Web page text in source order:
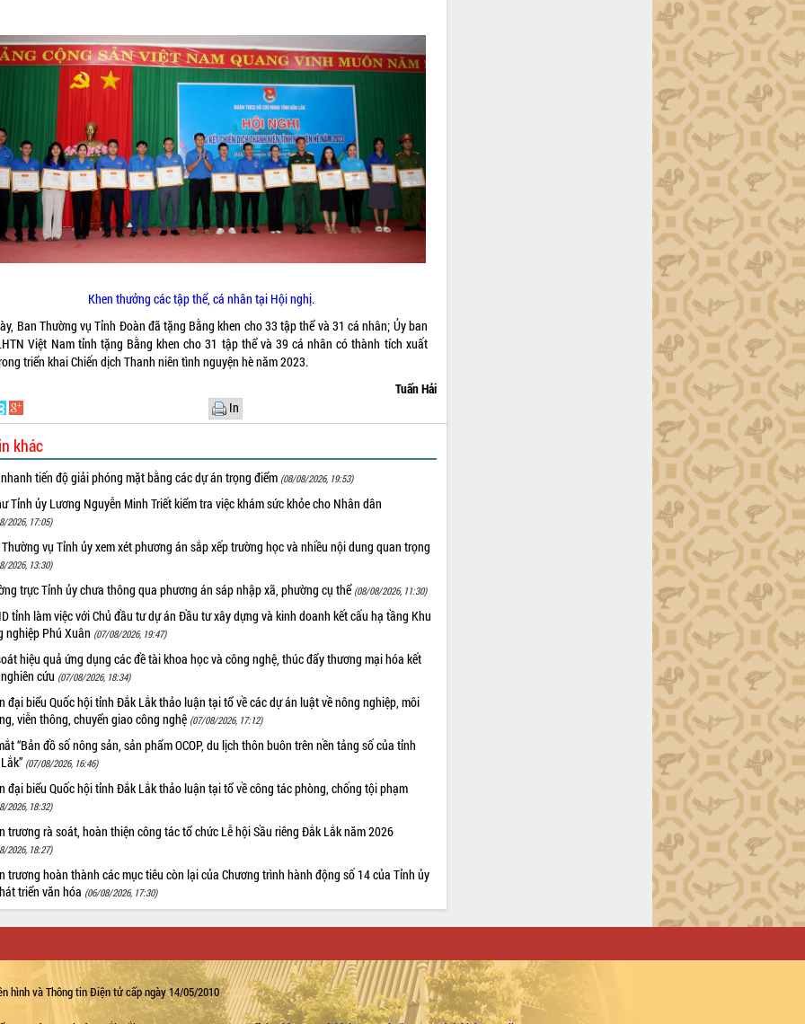
Khen thưởng các tập thể, cá nhân tại Hội nghị.
Ban Thường vụ Tỉnh Đoàn đã tặng Bằng khen cho 33 tập thể và 31 cá nhân; Ủy ban
Việt Nam tỉnh tặng Bằng khen cho 31 tập thể và 39 cá nhân có thành tích xuất
triển khai Chiến dịch Thanh niên tình nguyện hè năm 2023.
Tuấn Hải
In
khác
tiến độ giải phóng mặt bằng các dự án trọng điểm (08/08/2026, 19:53)
Tỉnh ủy Lương Nguyễn Minh Triết kiểm tra việc khám sức khỏe cho Nhân dân
2026, 17:05)
vụ Tỉnh ủy xem xét phương án sắp xếp trường học và nhiều nội dung quan trọng
2026, 13:30)
trực Tỉnh ủy chưa thông qua phương án sáp nhập xã, phường cụ thể (08/08/2026, 11:30)
tỉnh làm việc với Chủ đầu tư dự án Đầu tư xây dựng và kinh doanh kết cấu hạ tầng Khu
nghiệp Phú Xuân (07/08/2026, 19:47)
hiệu quả ứng dụng các đề tài khoa học và công nghệ, thúc đẩy thương mại hóa kết
cứu (07/08/2026, 18:34)
đại biểu Quốc hội tỉnh Đắk Lắk thảo luận tại tổ về các dự án luật về nông nghiệp, môi
viễn thông, chuyển giao công nghệ (07/08/2026, 17:12)
“Bản đồ số nông sản, sản phẩm OCOP, du lịch thôn buôn trên nền tảng số của tỉnh
(07/08/2026, 16:46)
đại biểu Quốc hội tỉnh Đắk Lắk thảo luận tại tổ về công tác phòng, chống tội phạm
2026, 18:32)
trương rà soát, hoàn thiện công tác tổ chức Lễ hội Sầu riêng Đắk Lắk năm 2026
2026, 18:27)
trương hoàn thành các mục tiêu còn lại của Chương trình hành động số 14 của Tỉnh ủy
triển văn hóa (06/08/2026, 17:30)
hình và Thông tin Điện tử cấp ngày 14/05/2010